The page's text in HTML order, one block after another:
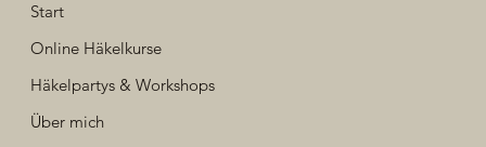
Start
Online Häkelkurse
Häkelpartys & Workshops
Über mich